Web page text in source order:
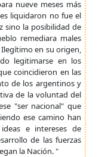
nueve meses más
liquidaron no fue el
sino la posibilidad de
remediara males
en su origen,
legitimarse en los
coincidieron en las
de los argentinos y
de la voluntad del
"ser nacional" que
ese camino han
e intereses de
de las fuerzas
la Nación. "